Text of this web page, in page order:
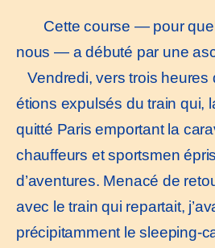
Cette course — pour
nous — a débuté par une
Vendredi, vers trois heures
étions expulsés du train qui,
quitté Paris emportant la
chauffeurs et sportsmen
d’aventures. Menacé de
avec le train qui repartait,
précipitamment le sleeping-